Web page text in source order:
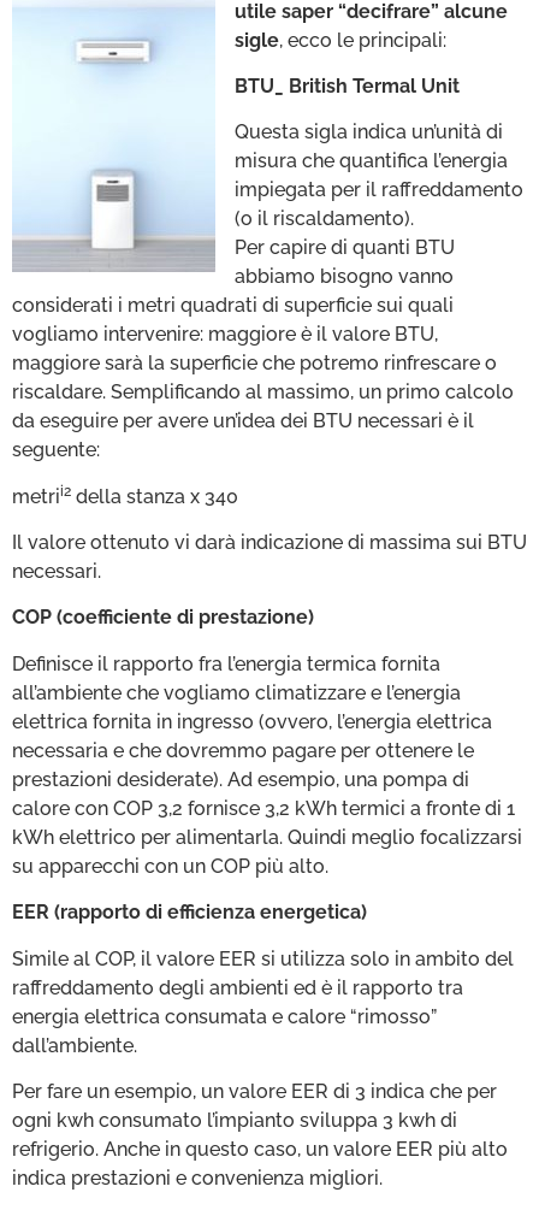
utile saper “decifrare” alcune
sigle, ecco le principali:
BTU_ British Termal Unit
Questa sigla indica un’unità di
misura che quantifica l’energia
impiegata per il raffreddamento
(o il riscaldamento).
Per capire di quanti BTU
abbiamo bisogno vanno
considerati i metri quadrati di superficie sui quali
vogliamo intervenire: maggiore è il valore BTU,
maggiore sarà la superficie che potremo rinfrescare o
riscaldare. Semplificando al massimo, un primo calcolo
da eseguire per avere un’idea dei BTU necessari è il
seguente:
metrii2 della stanza x 340
Il valore ottenuto vi darà indicazione di massima sui BTU
necessari.
COP (coefficiente di prestazione)
Definisce il rapporto fra l’energia termica fornita
all’ambiente che vogliamo climatizzare e l’energia
elettrica fornita in ingresso (ovvero, l’energia elettrica
necessaria e che dovremmo pagare per ottenere le
prestazioni desiderate). Ad esempio, una pompa di
calore con COP 3,2 fornisce 3,2 kWh termici a fronte di 1
kWh elettrico per alimentarla. Quindi meglio focalizzarsi
su apparecchi con un COP più alto.
EER (rapporto di efficienza energetica)
Simile al COP, il valore EER si utilizza solo in ambito del
raffreddamento degli ambienti ed è il rapporto tra
energia elettrica consumata e calore “rimosso”
dall’ambiente.
Per fare un esempio, un valore EER di 3 indica che per
ogni kwh consumato l’impianto sviluppa 3 kwh di
refrigerio. Anche in questo caso, un valore EER più alto
indica prestazioni e convenienza migliori.